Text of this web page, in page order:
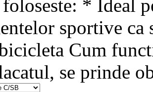
* Ideal
sportive
Cum
se prinde